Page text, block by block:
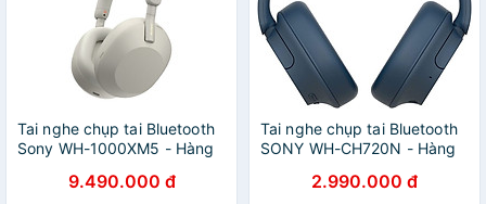
Tai nghe chụp tai Bluetooth
Sony WH-1000XM5 - Hàng
9.490.000 đ
Tai nghe chụp tai Bluetooth
SONY WH-CH720N - Hàng
2.990.000 đ